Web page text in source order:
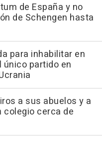
de España y no
de Schengen hasta
para inhabilitar en
partido en
a sus abuelos y a
cerca de